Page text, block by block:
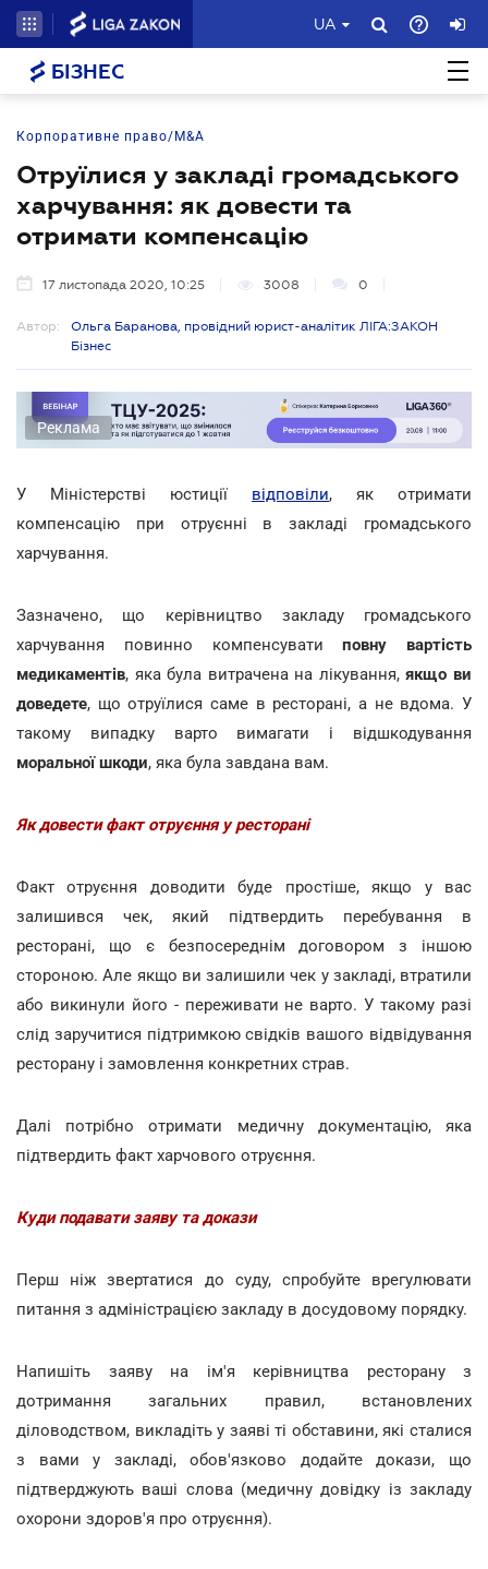
UA
БІЗНЕС
Корпоративне право/M&A
Отруїлися у закладі громадського
харчування: як довести та
отримати компенсацію
17 листопада 2020, 10:25 3008 0
Автор:
Ольга Баранова, провідний юрист-аналітик ЛІГА:ЗАКОН
Бізнес
Реклама
У Міністерстві юстиції відповіли, як отримати
компенсацію при отруєнні в закладі громадського
харчування.
Зазначено, що керівництво закладу громадського
харчування повинно компенсуватиповну вартість
медикаментів, яка була витрачена на лікування,якщо ви
доведете, що отруїлися саме в ресторані, а не вдома. У
такому випадку варто вимагати і відшкодування
моральної шкоди, яка була завдана вам.
Як довести факт отруєння у ресторані
Факт отруєння доводити буде простіше, якщо у вас
залишився чек, який підтвердить перебування в
ресторані, що є безпосереднім договором з іншою
стороною. Але якщо ви залишили чек у закладі, втратили
або викинули його - переживати не варто. У такому разі
слід заручитися підтримкою свідків вашого відвідування
ресторану і замовлення конкретних страв.
Далі потрібно отримати медичну документацію, яка
підтвердить факт харчового отруєння.
Куди подавати заяву та докази
Перш ніж звертатися до суду, спробуйте врегулювати
питання з адміністрацією закладу в досудовому порядку.
Напишіть заяву на ім'я керівництва ресторану з
дотримання загальних правил, встановлених
діловодством, викладіть у заяві ті обставини, які сталися
з вами у закладі, обов'язково додайте докази, що
підтверджують ваші слова (медичну довідку із закладу
охорони здоров'я про отруєння).